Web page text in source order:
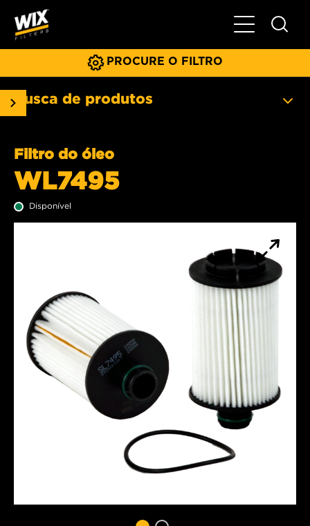
Menu
PROCURE O FILTRO
Busca de produtos
Filtro do óleo
WL7495
Disponível